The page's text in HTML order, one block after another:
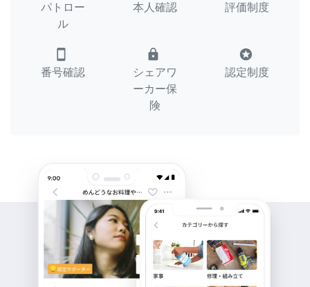
パトロー
ル
本人確認 評価制度
smartphone
番号確認
lock
シェアワ
ーカー保
険
stars
認定制度